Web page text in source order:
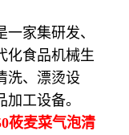
家集研发、
化食品机械生
洗、漂烫设
工设备。
莜麦菜气泡清